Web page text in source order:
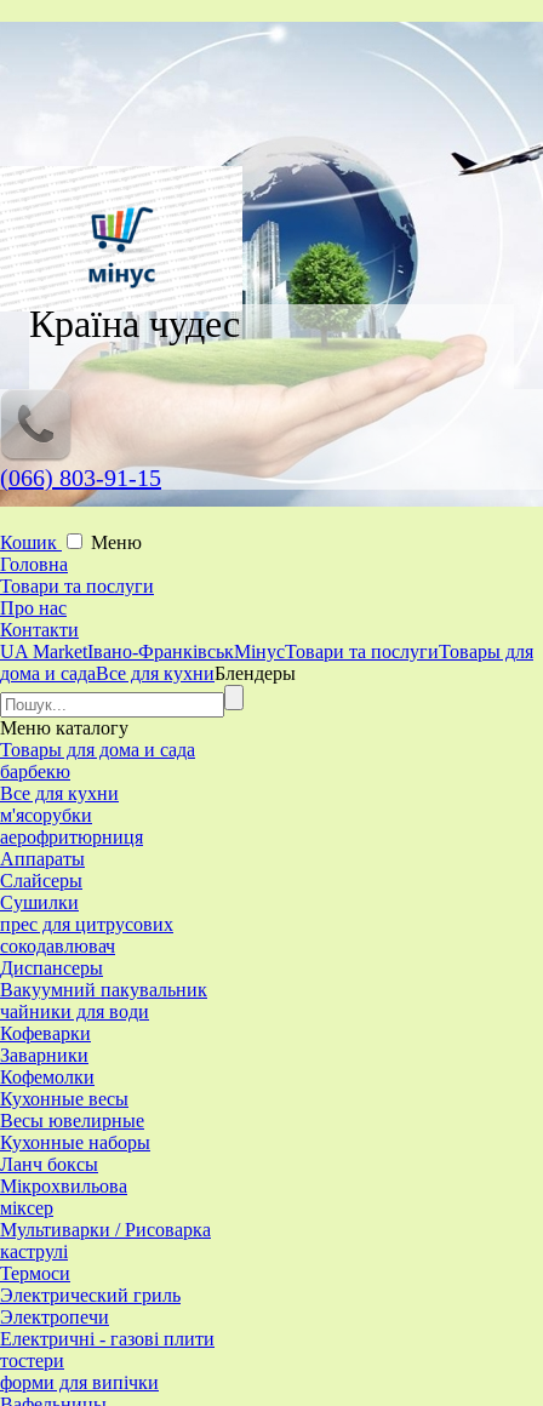
Країна чудес
(066) 803-91-15
Кошик
Меню
Головна
Товари та послуги
Про нас
Контакти
UA MarketІвано-ФранківськМінусТовари та послугиТовары для
дома и садаВсе для кухниБлендеры
Меню каталогу
Товары для дома и сада
барбекю
Все для кухни
м'ясорубки
аерофритюрниця
Аппараты
Слайсеры
Сушилки
прес для цитрусових
сокодавлювач
Диспансеры
Вакуумний пакувальник
чайники для води
Кофеварки
Заварники
Кофемолки
Кухонные весы
Весы ювелирные
Кухонные наборы
Ланч боксы
Мікрохвильова
міксер
Мультиварки / Рисоварка
каструлі
Термоси
Электрический гриль
Электропечи
Електричні - газові плити
тостери
форми для випічки